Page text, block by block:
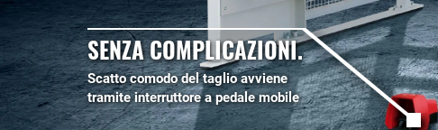
SENZA COMPLICAZIONI.
Scatto comodo del taglio avviene
tramite interruttore a pedale mobile